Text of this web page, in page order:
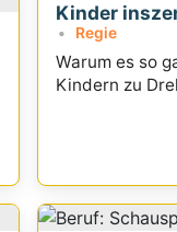
Kinder
Regie
Warum es so
Kindern zu